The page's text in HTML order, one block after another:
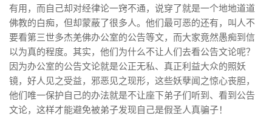
有用，而自己却对经律论一窍不通，说穿了就是一个地地道道
佛教的白痴，但却蒙蔽了很多人。他们最可恶的还有，叫人不
要看第三世多杰羌佛办公室的公告等文，而大家竟然愚痴到信
以为真的程度。其实，他们为什么不让人们去看公告文论呢？
因为办公室的公告文论就是公正无私、真正利益大众的照妖
镜，好人见之受益，邪恶见之现形，这些妖孽闻之惊心丧胆，
他们唯一保护自己的办法就是不让座下弟子们听到、看到公告
文论，这样才能避免被弟子发现自己是假圣人真骗子！